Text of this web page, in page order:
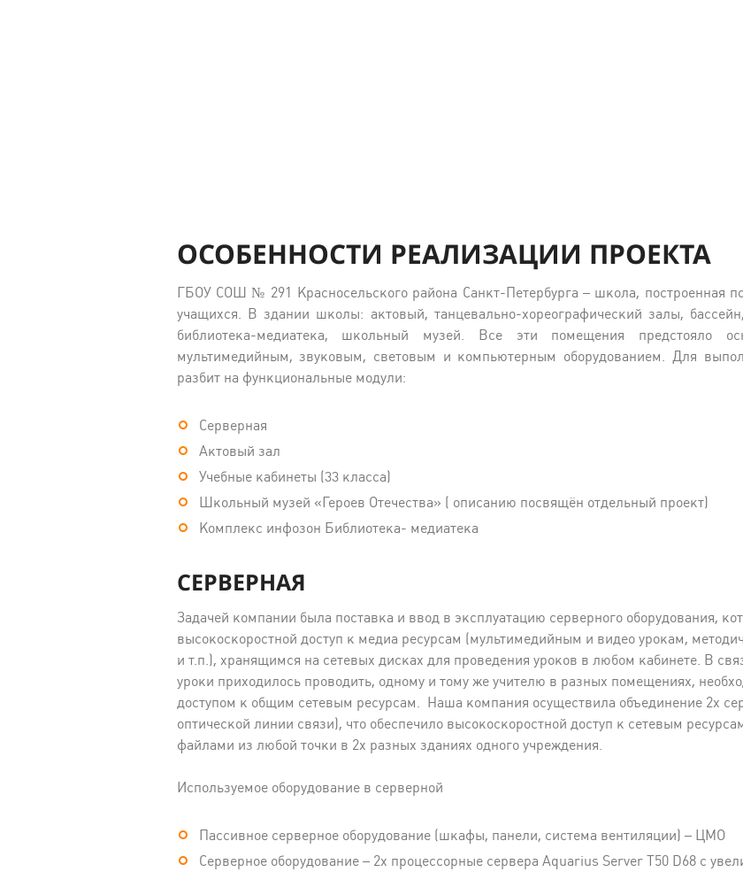
ОСОБЕННОСТИ РЕАЛИЗАЦИИ ПРОЕКТА
ГБОУ СОШ № 291 Красносельского района Санкт-Петербурга – школа, построенная
учащихся. В здании школы: актовый, танцевально-хореографический залы,
библиотека-медиатека, школьный музей. Все эти помещения предстояло
мультимедийным, звуковым, световым и компьютерным оборудованием. Для
разбит на функциональные модули:
Серверная
Актовый зал
Учебные кабинеты (33 класса)
Школьный музей «Героев Отечества» ( описанию посвящён отдельный проект)
Комплекс инфозон Библиотека- медиатека
СЕРВЕРНАЯ
Задачей компании была поставка и ввод в эксплуатацию серверного оборудования,
высокоскоростной доступ к медиа ресурсам (мультимедийным и видео урокам,
и т.п.), хранящимся на сетевых дисках для проведения уроков в любом кабинете. В
уроки приходилось проводить, одному и тому же учителю в разных помещениях,
доступом к общим сетевым ресурсам. Наша компания осуществила объединение 2х
оптической линии связи), что обеспечило высокоскоростной доступ к сетевым
файлами из любой точки в 2х разных зданиях одного учреждения.
Используемое оборудование в серверной
Пассивное серверное оборудование (шкафы, панели, система вентиляции) – ЦМО
Серверное оборудование – 2х процессорные сервера Aquarius Server T50 D68 с